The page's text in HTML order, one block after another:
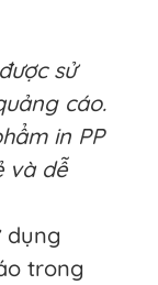
sử
cáo.
in PP
và dễ
trong